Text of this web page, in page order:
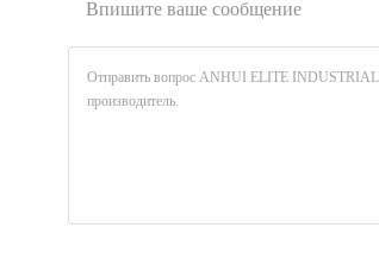
Впишите ваше сообщение